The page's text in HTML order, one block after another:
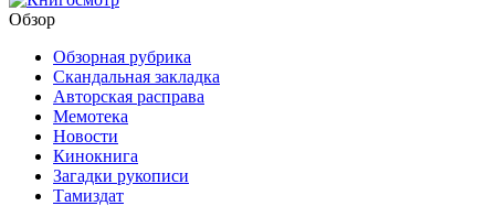
Обзор
Обзорная рубрика
Скандальная закладка
Авторская расправа
Мемотека
Новости
Кинокнига
Загадки рукописи
Тамиздат